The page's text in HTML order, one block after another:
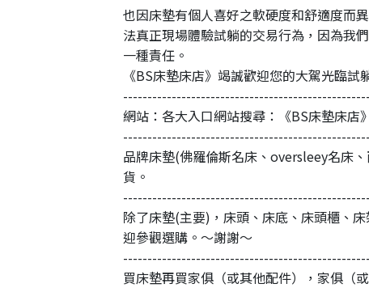
也因床墊有個人喜好之軟硬度和舒適度而
法真正現場體驗試躺的交易行為，因為我
一種責任。
《BS床墊床店》竭誠歡迎您的大駕光臨試
網站：各大入口網站搜尋：《BS床墊床店》
品牌床墊(佛羅倫斯名床、oversleey名床
貨。
除了床墊(主要)，床頭、床底、床頭櫃、
迎參觀選購。～謝謝～
買床墊再買家俱（或其他配件），家俱（